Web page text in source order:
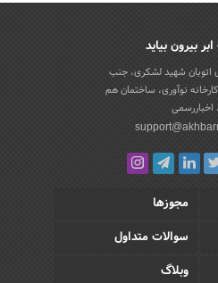
بیرون بیاید
اتوبان شهید لشکری، جنب
نوآوری، ساختمان هم
اخباررسمی
مجوزها
سوالات متداول
وبلاگ